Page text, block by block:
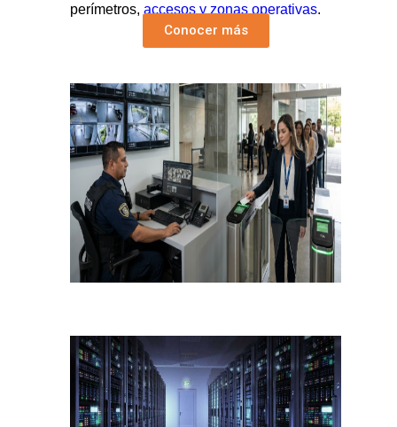
perímetros,accesos y zonas operativas.
Conocer más